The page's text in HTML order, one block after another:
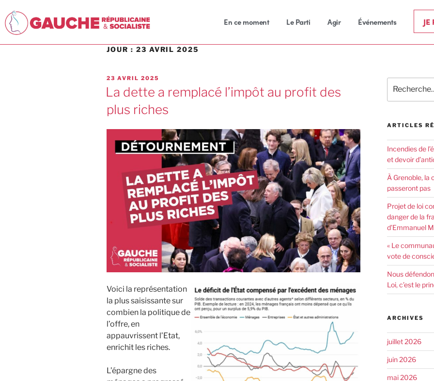
En ce moment Le Parti Agir Événements JE
JOUR : 23 AVRIL 2025
23 AVRIL 2025
La dette a remplacé l’impôt au profit des
plus riches
Voici la représentation
la plus saisissante sur
combien la politique de
l’offre, en
appauvrissent l’Etat,
enrichit les riches.
L’épargne des
ARTICLES
Incendies de
et devoir
À Grenoble, la
passeront pas
Projet de loi
danger de la
d’Emmanuel
« Le
vote de
Nous
Loi, c’est le
ARCHIVES
juillet 2026
juin 2026
mai 2026